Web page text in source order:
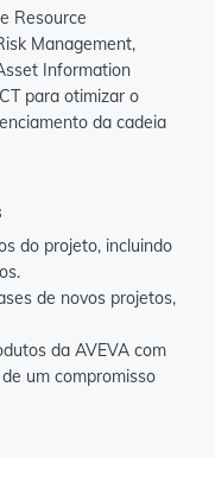
Resource
Management,
Information
para otimizar o
da cadeia
do projeto, incluindo
de novos projetos,
da AVEVA com
um compromisso